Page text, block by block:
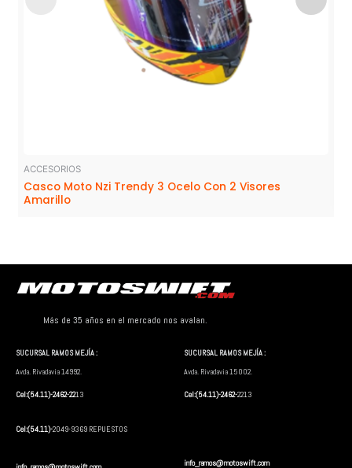
ACCESORIOS
Casco Moto Nzi Trendy 3 Ocelo Con 2 Visores
Amarillo
Más de 35 años en el mercado nos avalan.
SUCURSAL RAMOS MEJÍA :
Avda. Rivadavia 14992.
Cel:(54.11)-2462-2213
Cel:(54.11)-2049-9369 REPUESTOS
SUCURSAL RAMOS MEJÍA :
Avda. Rivadavia 15002.
Cel:(54.11)-2462-2213
info_ramos@motoswift.com